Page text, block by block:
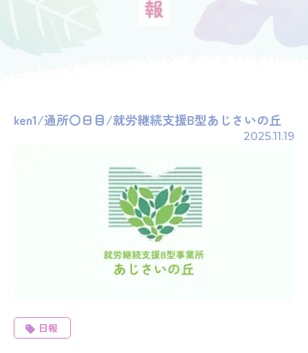
ken1/通所〇日目/就労継続支援B型あじさいの丘
2025.11.19
日報